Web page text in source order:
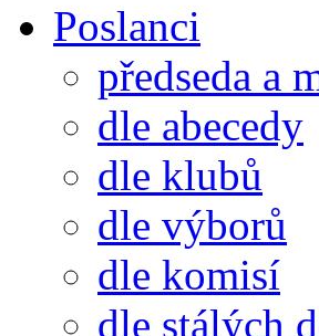
Poslanci
předseda a
dle abecedy
dle klubů
dle výborů
dle komisí
dle stálých